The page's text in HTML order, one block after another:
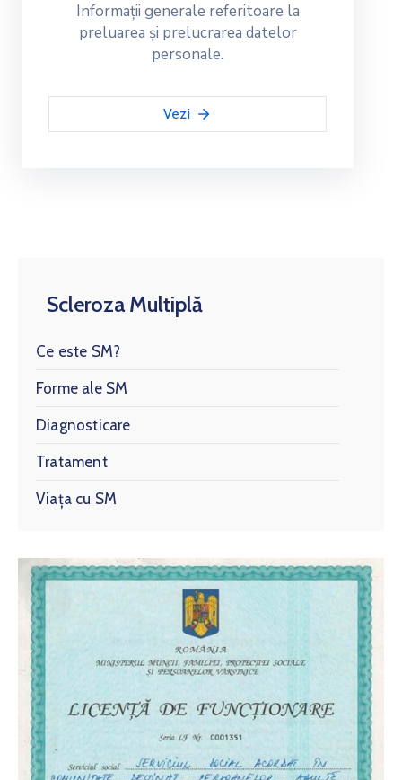
Informații generale referitoare la
preluarea și prelucrarea datelor
personale.
Vezi
Scleroza Multiplă
Ce este SM?
Forme ale SM
Diagnosticare
Tratament
Viața cu SM